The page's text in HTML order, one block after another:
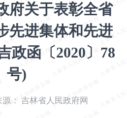
府关于表彰全省
先进集体和先进
政函〔2020〕78
号)
源： 吉林省人民政府网